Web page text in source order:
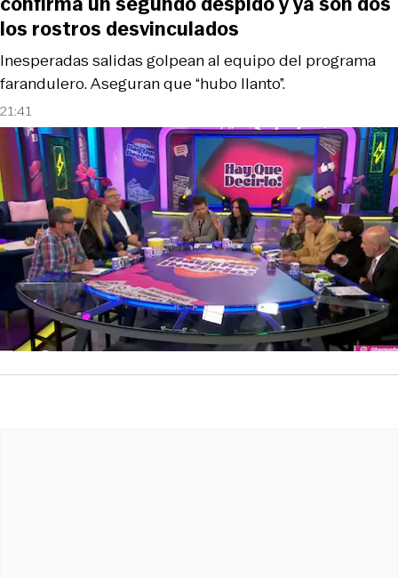
21:41
Inesperadas salidas golpean al equipo del programa
farandulero. Aseguran que “hubo llanto”.
los rostros desvinculados